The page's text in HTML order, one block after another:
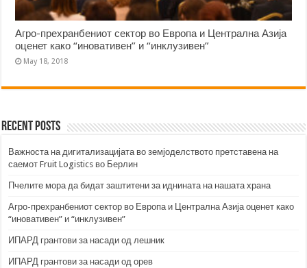
Агро-прехранбениот сектор во Европа и Централна Азија
оценет како “иновативен” и “инклузивен”
May 18, 2018
Recent Posts
Важноста на дигитализацијата во земјоделството претставена на
саемот Fruit Logistics во Берлин
Пчелите мора да бидат заштитени за иднината на нашата храна
Агро-прехранбениот сектор во Европа и Централна Азија оценет како
“иновативен” и “инклузивен”
ИПАРД грантови за насади од лешник
ИПАРД грантови за насади од орев